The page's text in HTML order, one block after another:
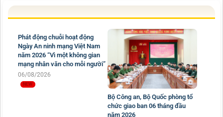
Phát động chuỗi hoạt động
Ngày An ninh mạng Việt Nam
năm 2026 “Vì một không gian
mạng nhân văn cho mỗi người”
06/08/2026
Bộ Công an, Bộ Quốc phòng tổ
chức giao ban 06 tháng đầu
năm 2026